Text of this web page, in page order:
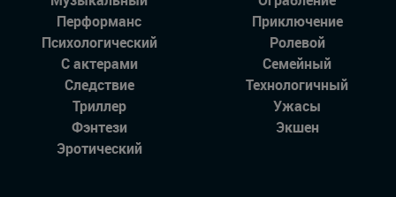
Перформанс
Приключение
Психологический
Ролевой
С актерами
Семейный
Следствие
Технологичный
Триллер
Ужасы
Фэнтези
Экшен
Эротический